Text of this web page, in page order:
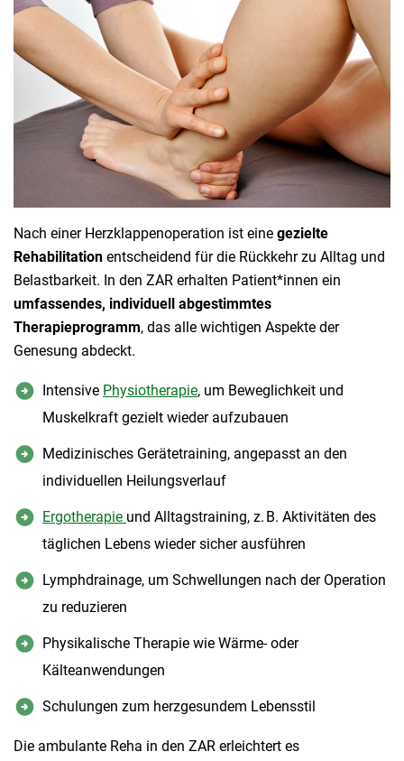
Nach einer Herzklappenoperation ist eine gezielte
Rehabilitation entscheidend für die Rückkehr zu Alltag und
Belastbarkeit. In den ZAR erhalten Patient*innen ein
umfassendes, individuell abgestimmtes
Therapieprogramm, das alle wichtigen Aspekte der
Genesung abdeckt.
Intensive Physiotherapie, um Beweglichkeit und
Muskelkraft gezielt wieder aufzubauen
Medizinisches Gerätetraining, angepasst an den
individuellen Heilungsverlauf
Ergotherapie und Alltagstraining, z. B. Aktivitäten des
täglichen Lebens wieder sicher ausführen
Lymphdrainage, um Schwellungen nach der Operation
zu reduzieren
Physikalische Therapie wie Wärme- oder
Kälteanwendungen
Schulungen zum herzgesundem Lebensstil
Die ambulante Reha in den ZAR erleichtert es